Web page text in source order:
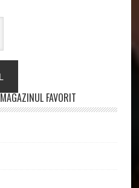
FAVORIT